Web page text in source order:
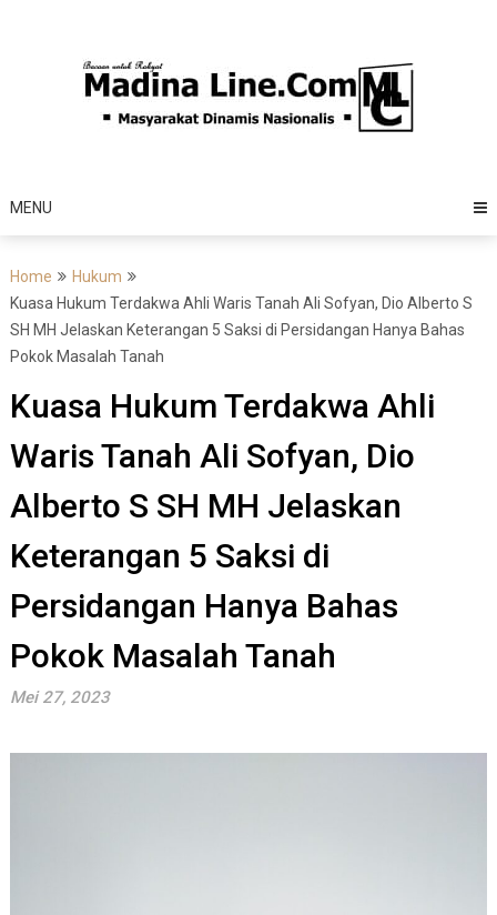
MENU
Home
Hukum
Kuasa Hukum Terdakwa Ahli Waris Tanah Ali Sofyan, Dio Alberto S
SH MH Jelaskan Keterangan 5 Saksi di Persidangan Hanya Bahas
Pokok Masalah Tanah
Kuasa Hukum Terdakwa Ahli
Waris Tanah Ali Sofyan, Dio
Alberto S SH MH Jelaskan
Keterangan 5 Saksi di
Persidangan Hanya Bahas
Pokok Masalah Tanah
Mei 27, 2023